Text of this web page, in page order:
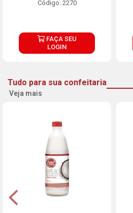
Código: 2270
FAÇA SEU
LOGIN
Tudo para sua confeitaria
Veja mais